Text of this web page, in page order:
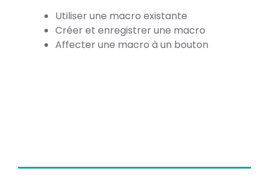
Utiliser une macro existante
Créer et enregistrer une macro
Affecter une macro à un bouton